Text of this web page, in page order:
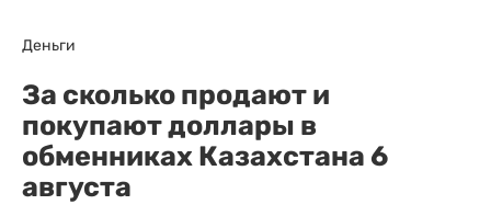
Деньги
За сколько продают и
покупают доллары в
обменниках Казахстана 6
августа